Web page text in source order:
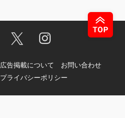
広告掲載について
お問い合わせ
プライバシーポリシー